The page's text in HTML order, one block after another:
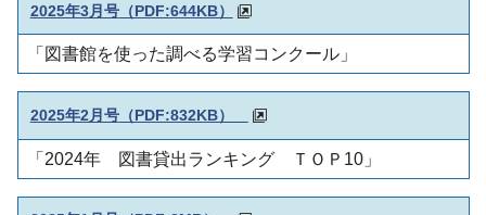
2025年3月号（PDF:644KB）
「図書館を使った調べる学習コンクール」
2025年2月号（PDF:832KB）
「2024年 図書貸出ランキング ＴＯＰ10」